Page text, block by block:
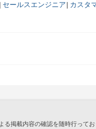
セールスエンジニア カスタ
掲載内容の確認を随時行って